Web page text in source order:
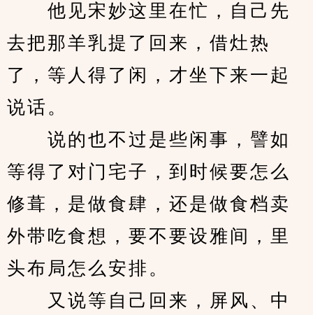
他见宋妙这里在忙，自己先
去把那羊乳提了回来，借灶热
了，等人得了闲，才坐下来一起
说话。
说的也不过是些闲事，譬如
等得了对门宅子，到时候要怎么
修葺，是做食肆，还是做食档卖
外带吃食想，要不要设雅间，里
头布局怎么安排。
又说等自己回来，屏风、中